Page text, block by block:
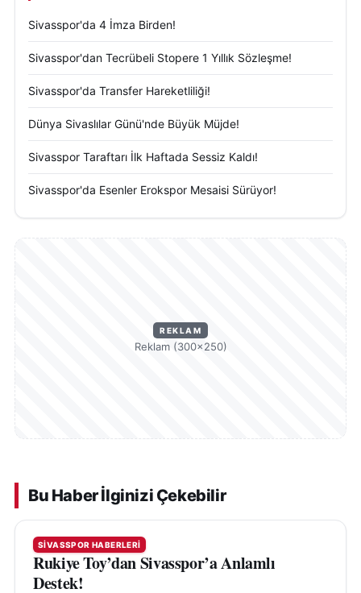
Sivasspor'da 4 İmza Birden!
Sivasspor'dan Tecrübeli Stopere 1 Yıllık Sözleşme!
Sivasspor'da Transfer Hareketliliği!
Dünya Sivaslılar Günü'nde Büyük Müjde!
Sivasspor Taraftarı İlk Haftada Sessiz Kaldı!
Sivasspor'da Esenler Erokspor Mesaisi Sürüyor!
REKLAM
Reklam (300×250)
Bu Haber İlginizi Çekebilir
SIVASSPOR HABERLERI
Rukiye Toy’dan Sivasspor’a Anlamlı
Destek!